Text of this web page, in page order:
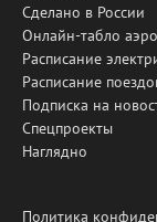
Сделано в России
Онлайн-табло
Расписание
Расписание
Подписка на
Спецпроекты
Наглядно
Политика